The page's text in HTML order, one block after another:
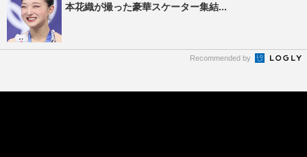
本花織が撮った豪華スケーター集結...
Recommended by